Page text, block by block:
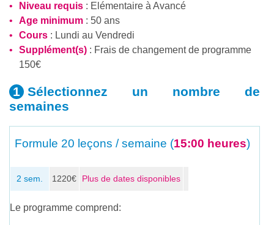
Niveau requis : Elémentaire à Avancé
Age minimum : 50 ans
Cours : Lundi au Vendredi
Supplément(s) : Frais de changement de programme
150€
Sélectionnez un nombre de
semaines
Formule 20 leçons / semaine (15:00 heures)
2 sem. 1220€ Plus de dates disponibles
Le programme comprend: